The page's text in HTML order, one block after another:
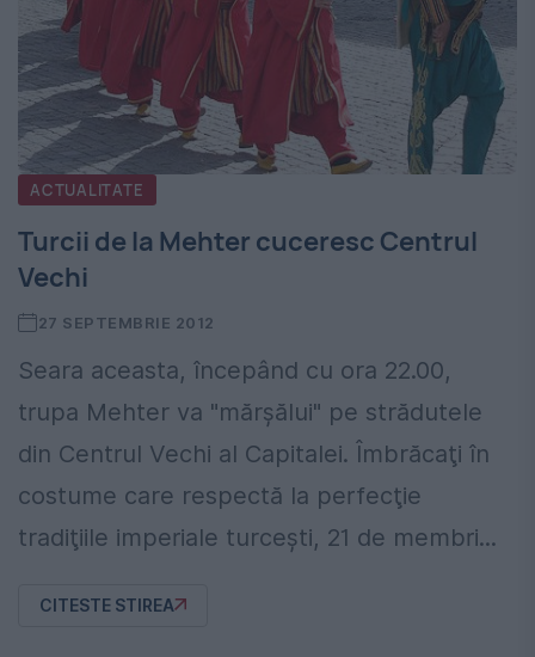
ACTUALITATE
Turcii de la Mehter cuceresc Centrul
Vechi
27 SEPTEMBRIE 2012
Seara aceasta, începând cu ora 22.00,
trupa Mehter va "mărşălui" pe strădutele
din Centrul Vechi al Capitalei. Îmbrăcaţi în
costume care respectă la perfecţie
tradiţiile imperiale turceşti, 21 de membri...
CITESTE STIREA